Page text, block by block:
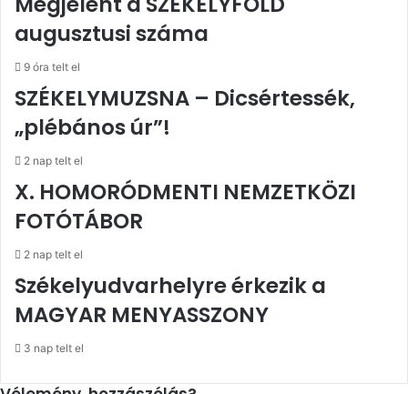
augusztusi száma
9 óra telt el
SZÉKELYMUZSNA – Dicsértessék,
„plébános úr”!
2 nap telt el
X. HOMORÓDMENTI NEMZETKÖZI
FOTÓTÁBOR
2 nap telt el
Székelyudvarhelyre érkezik a
MAGYAR MENYASSZONY
3 nap telt el